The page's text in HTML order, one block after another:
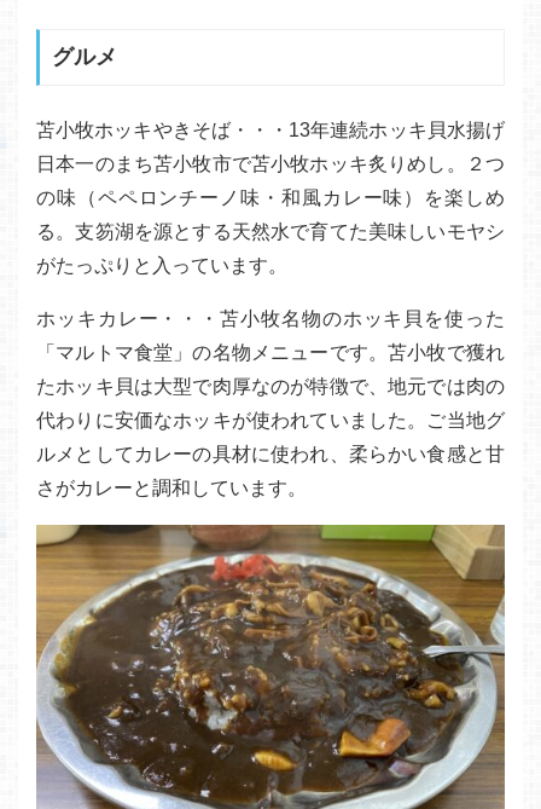
グルメ
苫小牧ホッキやきそば・・・13年連続ホッキ貝水揚げ
日本一のまち苫小牧市で苫小牧ホッキ炙りめし。２つ
の味（ペペロンチーノ味・和風カレー味）を楽しめ
る。支笏湖を源とする天然水で育てた美味しいモヤシ
がたっぷりと入っています。
ホッキカレー・・・苫小牧名物のホッキ貝を使った
「マルトマ食堂」の名物メニューです。苫小牧で獲れ
たホッキ貝は大型で肉厚なのが特徴で、地元では肉の
代わりに安価なホッキが使われていました。ご当地グ
ルメとしてカレーの具材に使われ、柔らかい食感と甘
さがカレーと調和しています。